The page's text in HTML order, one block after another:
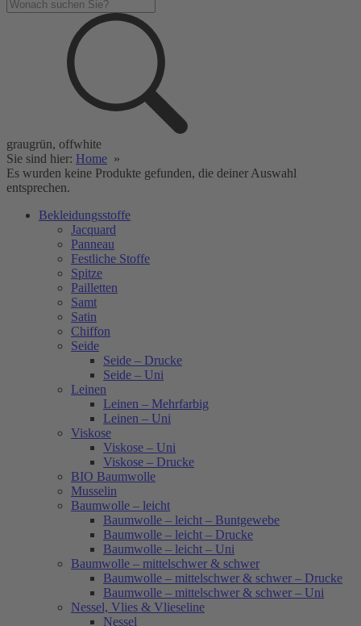
graugrün, offwhite
Sie sind hier: Home »
Es wurden keine Produkte gefunden, die deiner Auswahl
entsprechen.
Bekleidungsstoffe
Jacquard
Panneau
Festliche Stoffe
Spitze
Pailletten
Samt
Satin
Chiffon
Seide
Seide – Drucke
Seide – Uni
Leinen
Leinen – Mehrfarbig
Leinen – Uni
Viskose
Viskose – Uni
Viskose – Drucke
BIO Baumwolle
Musselin
Baumwolle – leicht
Baumwolle – leicht – Buntgewebe
Baumwolle – leicht – Drucke
Baumwolle – leicht – Uni
Baumwolle – mittelschwer & schwer
Baumwolle – mittelschwer & schwer – Drucke
Baumwolle – mittelschwer & schwer – Uni
Nessel, Vlies & Vlieseline
Nessel